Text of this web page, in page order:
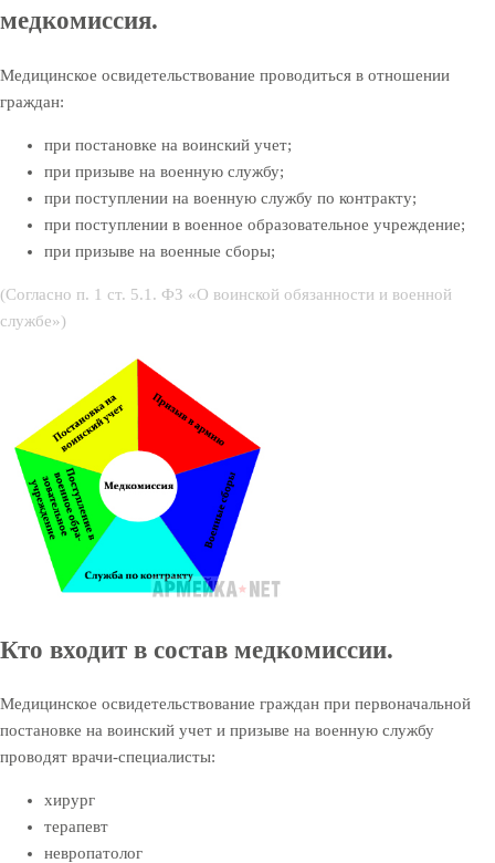
медкомиссия.
Медицинское освидетельствование проводиться в отношении
граждан:
при постановке на воинский учет;
при призыве на военную службу;
при поступлении на военную службу по контракту;
при поступлении в военное образовательное учреждение;
при призыве на военные сборы;
(Согласно п. 1 ст. 5.1. ФЗ «О воинской обязанности и военной
службе»)
Кто входит в состав медкомиссии.
Медицинское освидетельствование граждан при первоначальной
постановке на воинский учет и призыве на военную службу
проводят врачи-специалисты:
хирург
терапевт
невропатолог